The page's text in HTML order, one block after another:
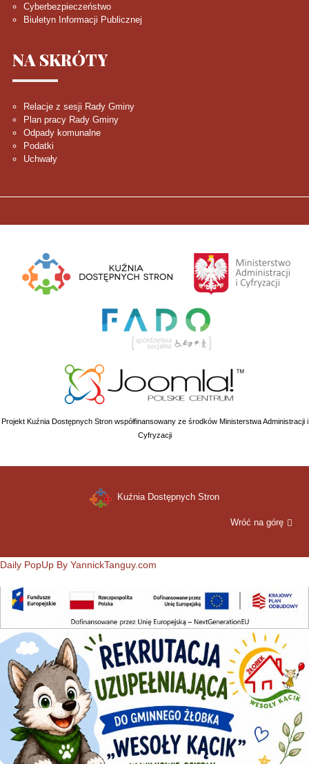
Cyberbezpieczeństwo
Biuletyn Informacji Publicznej
NA SKRÓTY
Relacje z sesji Rady Gminy
Plan pracy Rady Gminy
Odpady komunalne
Podatki
Uchwały
Projekt Kuźnia Dostępnych Stron współfinansowany ze środków Ministerstwa Administracji i
Cyfryzacji
Kuźnia Dostępnych Stron
Wróć na górę
Daily PopUp By YannickTanguy.com